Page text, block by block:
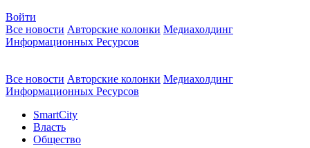
Войти
Все новости Авторские колонки Медиахолдинг
Информационных Ресурсов
Все новости Авторские колонки Медиахолдинг
Информационных Ресурсов
SmartCity
Власть
Общество